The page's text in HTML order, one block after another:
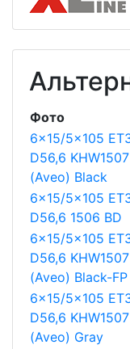
Фото
6x15/5x105
D56,6 KHW1507
(Aveo) Black
6x15/5x105
D56,6 1506 BD
6x15/5x105
D56,6 KHW1507
(Aveo) Black-FP
6x15/5x105
D56,6 KHW1507
(Aveo) Gray